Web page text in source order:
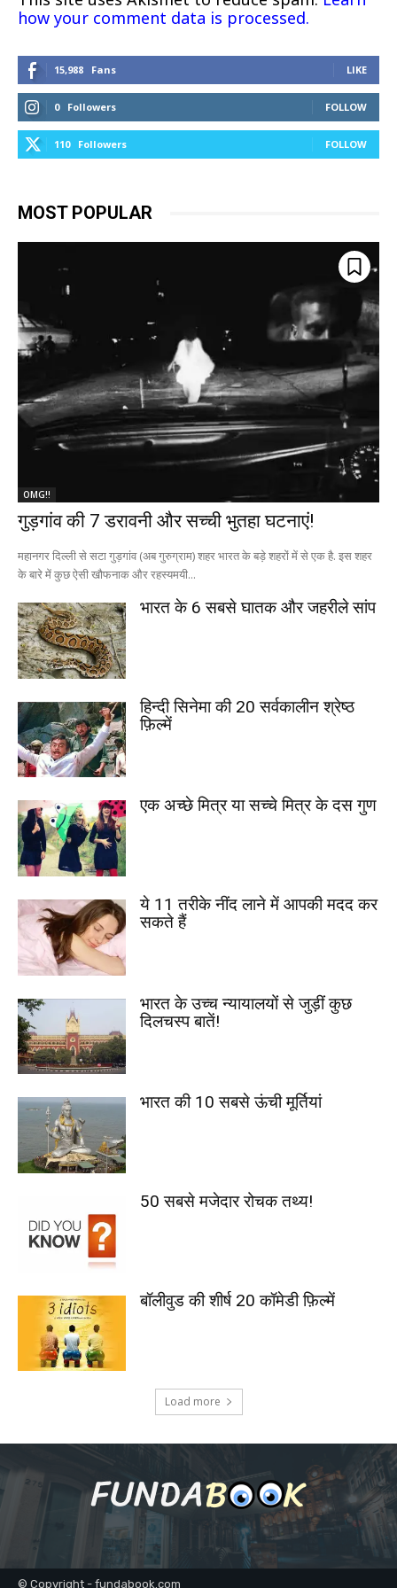
how your comment data is processed.
15,988 Fans LIKE
0 Followers FOLLOW
110 Followers FOLLOW
MOST POPULAR
OMG!!
गुड़गांव की 7 डरावनी और सच्ची भुतहा घटनाएं!
महानगर दिल्ली से सटा गुड़गांव (अब गुरुग्राम) शहर भारत के बड़े शहरों में से एक है. इस शहर
के बारे में कुछ ऐसी खौफनाक और रहस्यमयी...
भारत के 6 सबसे घातक और जहरीले सांप
हिन्दी सिनेमा की 20 सर्वकालीन श्रेष्ठ
फ़िल्में
एक अच्छे मित्र या सच्चे मित्र के दस गुण
ये 11 तरीके नींद लाने में आपकी मदद कर
सकते हैं
भारत के उच्च न्यायालयों से जुड़ीं कुछ
दिलचस्प बातें!
भारत की 10 सबसे ऊंची मूर्तियां
50 सबसे मजेदार रोचक तथ्य!
बॉलीवुड की शीर्ष 20 कॉमेडी फ़िल्में
Load more
© Copyright - fundabook.com